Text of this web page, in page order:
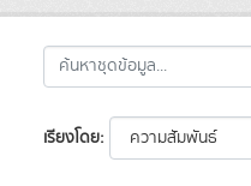
เรียงโดย